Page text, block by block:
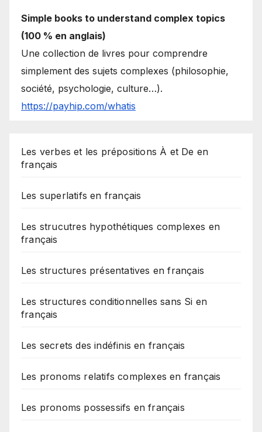
Simple books to understand complex topics
(100 % en anglais)
Une collection de livres pour comprendre
simplement des sujets complexes (philosophie,
société, psychologie, culture…).
https://payhip.com/whatis
Les verbes et les prépositions À et De en
français
Les superlatifs en français
Les strucutres hypothétiques complexes en
français
Les structures présentatives en français
Les structures conditionnelles sans Si en
français
Les secrets des indéfinis en français
Les pronoms relatifs complexes en français
Les pronoms possessifs en français